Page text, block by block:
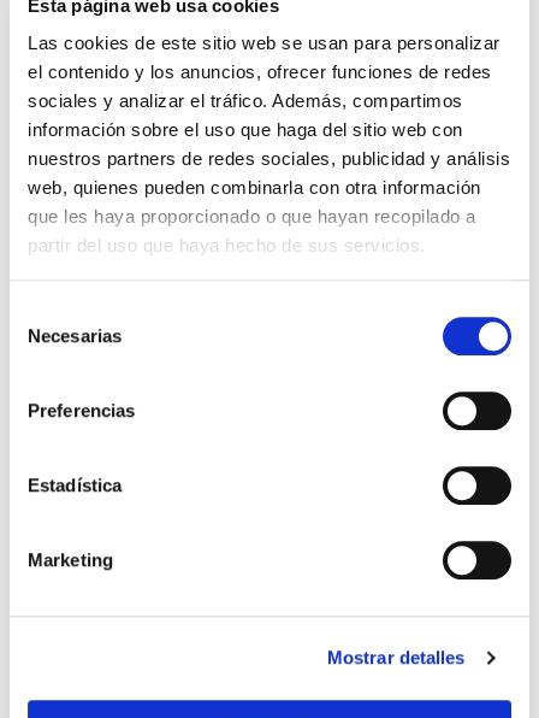
Esta página web usa cookies
Las cookies de este sitio web se usan para personalizar
el contenido y los anuncios, ofrecer funciones de redes
sociales y analizar el tráfico. Además, compartimos
información sobre el uso que haga del sitio web con
nuestros partners de redes sociales, publicidad y análisis
web, quienes pueden combinarla con otra información
que les haya proporcionado o que hayan recopilado a
partir del uso que haya hecho de sus servicios.
Necesarias
Preferencias
Estadística
Marketing
Mostrar detalles
lectores. (15 libros)
15,00€
Comprar
Los que compraron este
producto, también